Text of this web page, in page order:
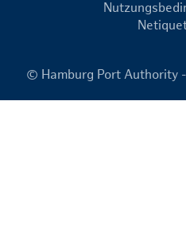
© Hamburg Port Authority